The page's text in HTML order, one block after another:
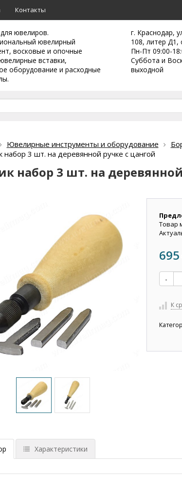
Контакты
ювелиров.
ювелирный
восковые и опочные
вставки,
оборудование и расходные
г. Краснодар,
108, литер Д1,
Пн-Пт 09:00-
Суббота и
выходной
Ювелирные инструменты и оборудование
набор 3 шт. на деревянной ручке с цангой
набор 3 шт. на
Товар
695
-
К
Характеристики